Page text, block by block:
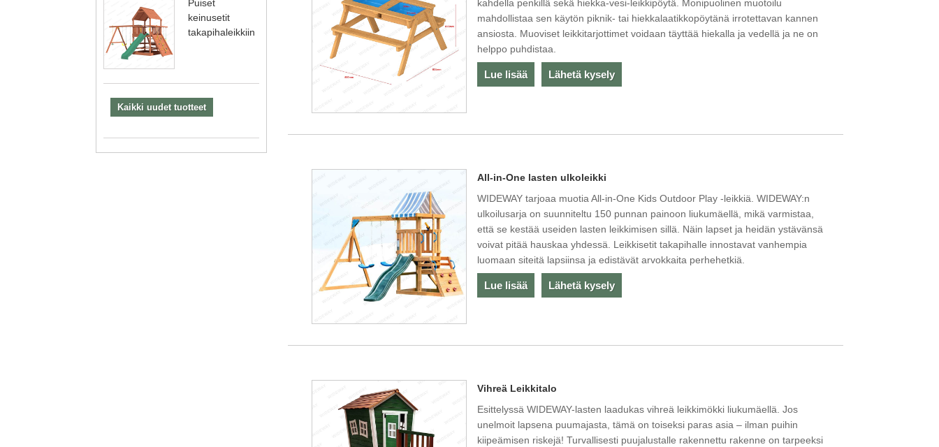
Puiset
keinusetit
takapihaleikkiin
Kaikki uudet tuotteet
kahdella penkillä sekä hiekka-vesi-leikkipöytä. Monipuolinen muotoilu
mahdollistaa sen käytön piknik- tai hiekkalaatikkopöytänä irrotettavan kannen
ansiosta. Muoviset leikkitarjottimet voidaan täyttää hiekalla ja vedellä ja ne on
helppo puhdistaa.
Lue lisää Lähetä kysely
All-in-One lasten ulkoleikki
WIDEWAY tarjoaa muotia All-in-One Kids Outdoor Play -leikkiä. WIDEWAY:n
ulkoilusarja on suunniteltu 150 punnan painoon liukumäellä, mikä varmistaa,
että se kestää useiden lasten leikkimisen sillä. Näin lapset ja heidän ystävänsä
voivat pitää hauskaa yhdessä. Leikkisetit takapihalle innostavat vanhempia
luomaan siteitä lapsiinsa ja edistävät arvokkaita perhehetkiä.
Lue lisää Lähetä kysely
Vihreä Leikkitalo
Esittelyssä WIDEWAY-lasten laadukas vihreä leikkimökki liukumäellä. Jos
unelmoit lapsena puumajasta, tämä on toiseksi paras asia – ilman puihin
kiipeämisen riskejä! Turvallisesti puujalustalle rakennettu rakenne on tarpeeksi